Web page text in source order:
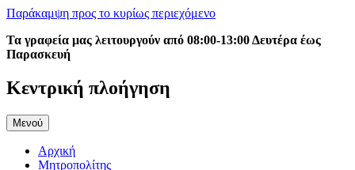
Παράκαμψη προς το κυρίως περιεχόμενο
Τα γραφεία μας λειτουργούν από 08:00-13:00 Δευτέρα έως
Παρασκευή
Κεντρική πλοήγηση
Μενού
Αρχική
Μητροπολίτης